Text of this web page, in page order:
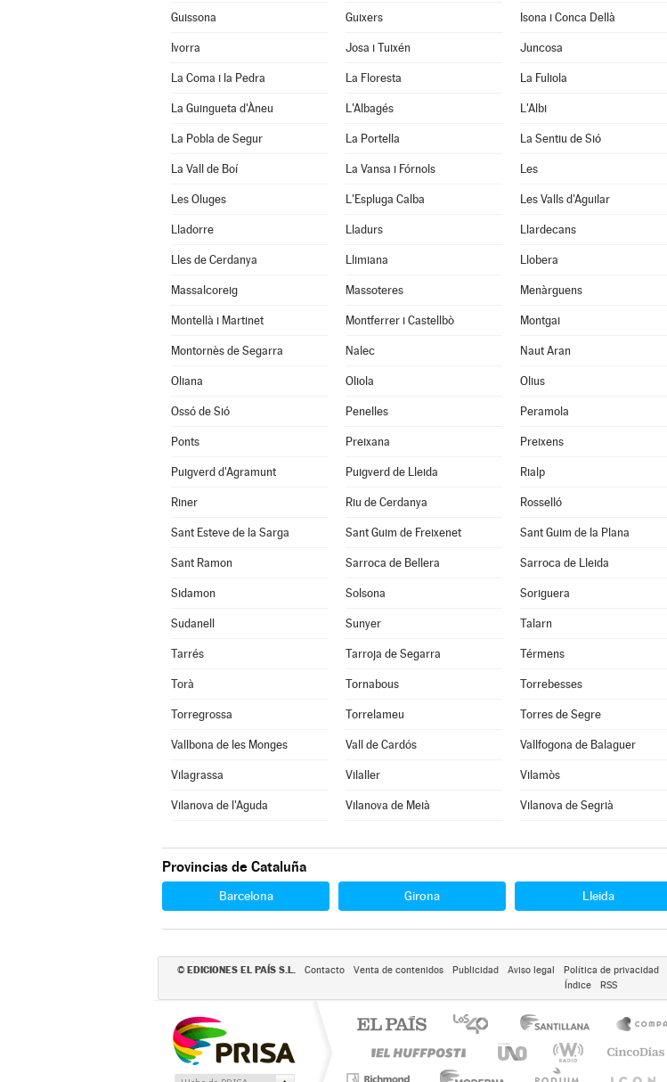
Guissona Guixers Isona i Conca Dellà
Ivorra Josa i Tuixén Juncosa
La Coma i la Pedra La Floresta La Fuliola
La Guingueta d'Àneu L'Albagés L'Albi
La Pobla de Segur La Portella La Sentiu de Sió
La Vall de Boí La Vansa i Fórnols Les
Les Oluges L'Espluga Calba Les Valls d'Aguilar
Lladorre Lladurs Llardecans
Lles de Cerdanya Llimiana Llobera
Massalcoreig Massoteres Menàrguens
Montellà i Martinet Montferrer i Castellbò Montgai
Montornès de Segarra Nalec Naut Aran
Oliana Oliola Olius
Ossó de Sió Penelles Peramola
Ponts Preixana Preixens
Puigverd d'Agramunt Puigverd de Lleida Rialp
Riner Riu de Cerdanya Rosselló
Sant Esteve de la Sarga Sant Guim de Freixenet Sant Guim de la Plana
Sant Ramon Sarroca de Bellera Sarroca de Lleida
Sidamon Solsona Soriguera
Sudanell Sunyer Talarn
Tarrés Tarroja de Segarra Térmens
Torà Tornabous Torrebesses
Torregrossa Torrelameu Torres de Segre
Vallbona de les Monges Vall de Cardós Vallfogona de Balaguer
Vilagrassa Vilaller Vilamòs
Vilanova de l'Aguda Vilanova de Meià Vilanova de Segrià
Provincias de Cataluña
Barcelona Girona Lleida
© EDICIONES EL PAÍS S.L. Contacto Venta de contenidos Publicidad Aviso legal Política de privacidad
Índice
RSS